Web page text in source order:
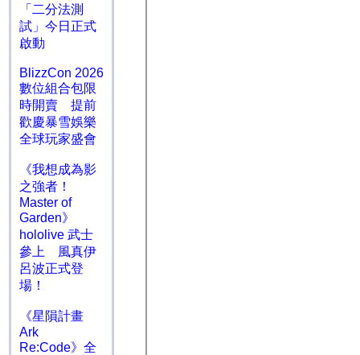
「二分法測
試」今日正式
啟動
BlizzCon 2026
數位組合包限
時開賣 提前
歡慶暴雪娛樂
全球玩家盛會
《我想成為影
之強者！
Master of
Garden》
hololive 武士
參上 風真伊
呂波正式登
場！
《星隕計畫
Ark
Re:Code》全